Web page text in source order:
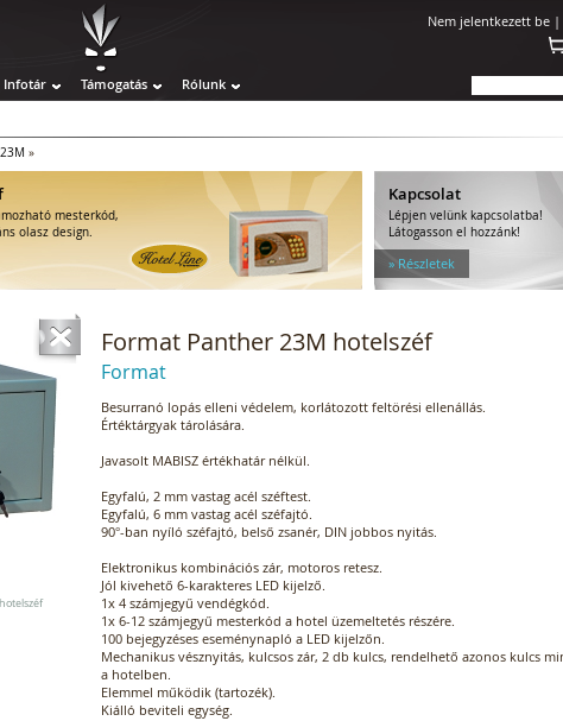
Nem jelentkezett be |
Infotár Támogatás Rólunk
»
mesterkód,
olasz design.
Kapcsolat
Lépjen velünk kapcsolatba!
Látogasson el hozzánk!
» Részletek
Format Panther 23M hotelszéf
Format
Besurranó lopás elleni védelem, korlátozott feltörési ellenállás.
Értéktárgyak tárolására.
Javasolt MABISZ értékhatár nélkül.
Egyfalú, 2 mm vastag acél széftest.
Egyfalú, 6 mm vastag acél széfajtó.
90°-ban nyíló széfajtó, belső zsanér, DIN jobbos nyitás.
Elektronikus kombinációs zár, motoros retesz.
Jól kivehető 6-karakteres LED kijelző.
1x 4 számjegyű vendégkód.
1x 6-12 számjegyű mesterkód a hotel üzemeltetés részére.
100 bejegyzéses eseménynapló a LED kijelzőn.
Mechanikus vésznyitás, kulcsos zár, 2 db kulcs, rendelhető azonos kulcs
a hotelben.
Elemmel működik (tartozék).
Kiálló beviteli egység.